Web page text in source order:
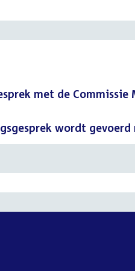
met de Commissie
wordt gevoerd